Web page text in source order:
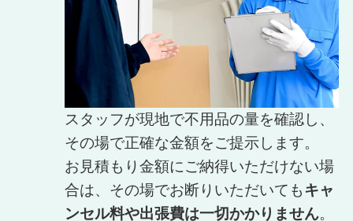
スタッフが現地で不用品の量を確認し、
その場で正確な金額をご提示します。
お見積もり金額にご納得いただけない場
合は、その場でお断りいただいてもキャ
ンセル料や出張費は一切かかりません。